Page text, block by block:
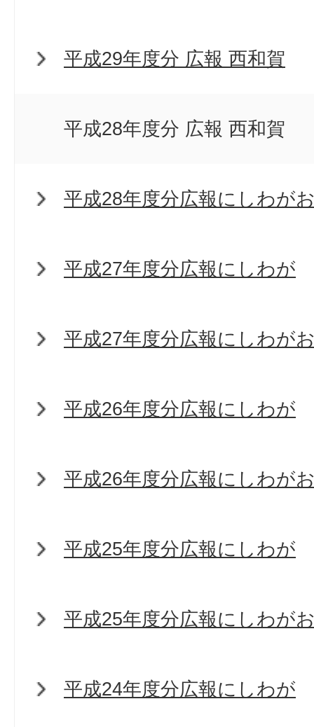
平成29年度分 広報 西和賀
平成28年度分 広報 西和賀
平成28年度分広報にしわが
平成27年度分広報にしわが
平成27年度分広報にしわが
平成26年度分広報にしわが
平成26年度分広報にしわが
平成25年度分広報にしわが
平成25年度分広報にしわが
平成24年度分広報にしわが